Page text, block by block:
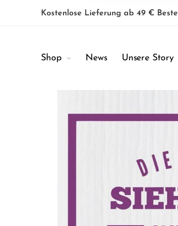
Kostenlose Lieferung ab 49 €
Shop News Unsere Story